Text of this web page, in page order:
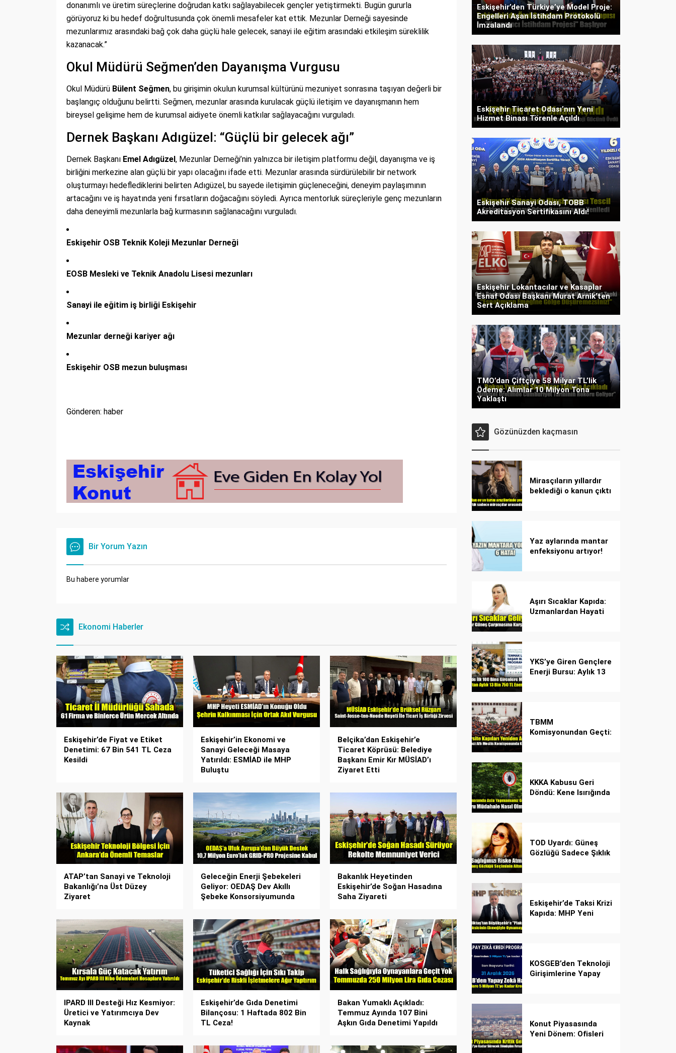
donanımlı ve üretim süreçlerine doğrudan katkı sağlayabilecek gençler yetiştirmekti. Bugün gururla
görüyoruz ki bu hedef doğrultusunda çok önemli mesafeler kat ettik. Mezunlar Derneği sayesinde
mezunlarımız arasındaki bağ çok daha güçlü hale gelecek, sanayi ile eğitim arasındaki etkileşim süreklilik
kazanacak.”
Okul Müdürü Seğmen’den Dayanışma Vurgusu
Okul Müdürü Bülent Seğmen, bu girişimin okulun kurumsal kültürünü mezuniyet sonrasına taşıyan değerli bir
başlangıç olduğunu belirtti. Seğmen, mezunlar arasında kurulacak güçlü iletişim ve dayanışmanın hem
bireysel gelişime hem de kurumsal aidiyete önemli katkılar sağlayacağını vurguladı.
Dernek Başkanı Adıgüzel: “Güçlü bir gelecek ağı”
Dernek Başkanı Emel Adıgüzel, Mezunlar Derneği’nin yalnızca bir iletişim platformu değil, dayanışma ve iş
birliğini merkezine alan güçlü bir yapı olacağını ifade etti. Mezunlar arasında sürdürülebilir bir network
oluşturmayı hedeflediklerini belirten Adıgüzel, bu sayede iletişimin güçleneceğini, deneyim paylaşımının
artacağını ve iş hayatında yeni fırsatların doğacağını söyledi. Ayrıca mentorluk süreçleriyle genç mezunların
daha deneyimli mezunlarla bağ kurmasının sağlanacağını vurguladı.
Eskişehir OSB Teknik Koleji Mezunlar Derneği
EOSB Mesleki ve Teknik Anadolu Lisesi mezunları
Sanayi ile eğitim iş birliği Eskişehir
Mezunlar derneği kariyer ağı
Eskişehir OSB mezun buluşması
Gönderen: haber
Bir Yorum Yazın
Bu habere yorumlar
Ekonomi Haberler
Eskişehir’de Fiyat ve Etiket
Denetimi: 67 Bin 541 TL Ceza
Kesildi
Eskişehir’in Ekonomi ve
Sanayi Geleceği Masaya
Yatırıldı: ESMİAD ile MHP
Buluştu
Belçika’dan Eskişehir’e
Ticaret Köprüsü: Belediye
Başkanı Emir Kır MÜSİAD’ı
Ziyaret Etti
ATAP’tan Sanayi ve Teknoloji
Bakanlığı’na Üst Düzey
Ziyaret
Geleceğin Enerji Şebekeleri
Geliyor: OEDAŞ Dev Akıllı
Şebeke Konsorsiyumunda
Bakanlık Heyetinden
Eskişehir’de Soğan Hasadına
Saha Ziyareti
IPARD III Desteği Hız Kesmiyor:
Üretici ve Yatırımcıya Dev
Kaynak
Eskişehir’de Gıda Denetimi
Bilançosu: 1 Haftada 802 Bin
TL Ceza!
Bakan Yumaklı Açıkladı:
Temmuz Ayında 107 Bini
Aşkın Gıda Denetimi Yapıldı
Eskişehir’den Türkiye’ye Model Proje:
Engelleri Aşan İstihdam Protokolü
İmzalandı
Eskişehir Ticaret Odası’nın Yeni
Hizmet Binası Törenle Açıldı
Eskişehir Sanayi Odası, TOBB
Akreditasyon Sertifikasını Aldı!
Eskişehir Lokantacılar ve Kasaplar
Esnaf Odası Başkanı Murat Arnik’ten
Sert Açıklama
TMO’dan Çiftçiye 58 Milyar TL’lik
Ödeme: Alımlar 10 Milyon Tona
Yaklaştı
Gözünüzden kaçmasın
Mirasçıların yıllardır
beklediği o kanun çıktı
Yaz aylarında mantar
enfeksiyonu artıyor!
Aşırı Sıcaklar Kapıda:
Uzmanlardan Hayati
YKS’ye Giren Gençlere
Enerji Bursu: Aylık 13
TBMM
Komisyonundan Geçti:
KKKA Kabusu Geri
Döndü: Kene Isırığında
TOD Uyardı: Güneş
Gözlüğü Sadece Şıklık
Eskişehir’de Taksi Krizi
Kapıda: MHP Yeni
KOSGEB’den Teknoloji
Girişimlerine Yapay
Konut Piyasasında
Yeni Dönem: Ofisleri